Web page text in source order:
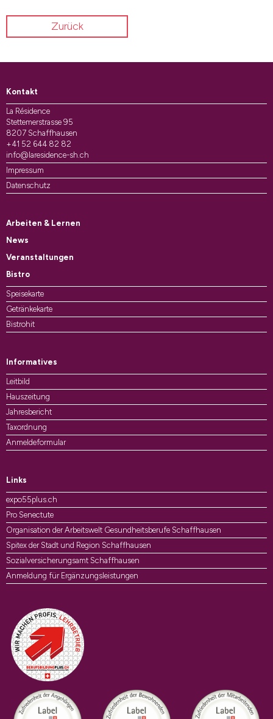
Zurück
Kontakt
La Résidence
Stettemerstrasse 95
8207 Schaffhausen
+41 52 644 82 82
info@laresidence-sh.ch
Impressum
Datenschutz
Arbeiten & Lernen
News
Veranstaltungen
Bistro
Speisekarte
Getränkekarte
Bistrohit
Informatives
Leitbild
Hauszeitung
Jahresbericht
Taxordnung
Anmeldeformular
Links
expo55plus.ch
Pro Senectute
Organisation der Arbeitswelt Gesundheitsberufe Schaffhausen
Spitex der Stadt und Region Schaffhausen
Sozialversicherungsamt Schaffhausen
Anmeldung für Ergänzungsleistungen
Auszeichnungen